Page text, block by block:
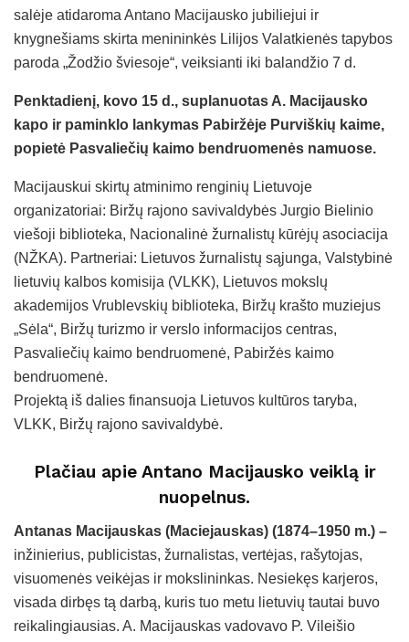
salėje atidaroma Antano Macijausko jubiliejui ir
knygnešiams skirta menininkės Lilijos Valatkienės tapybos
paroda „Žodžio šviesoje“, veiksianti iki balandžio 7 d.
Penktadienį, kovo 15 d., suplanuotas A. Macijausko
kapo ir paminklo lankymas Pabiržėje Purviškių kaime,
popietė Pasvaliečių kaimo bendruomenės namuose.
Macijauskui skirtų atminimo renginių Lietuvoje
organizatoriai: Biržų rajono savivaldybės Jurgio Bielinio
viešoji biblioteka, Nacionalinė žurnalistų kūrėjų asociacija
(NŽKA). Partneriai: Lietuvos žurnalistų sąjunga, Valstybinė
lietuvių kalbos komisija (VLKK), Lietuvos mokslų
akademijos Vrublevskių biblioteka, Biržų krašto muziejus
„Sėla“, Biržų turizmo ir verslo informacijos centras,
Pasvaliečių kaimo bendruomenė, Pabiržės kaimo
bendruomenė.
Projektą iš dalies finansuoja Lietuvos kultūros taryba,
VLKK, Biržų rajono savivaldybė.
Plačiau apie Antano Macijausko veiklą ir
nuopelnus.
Antanas Macijauskas (Maciejauskas) (1874–1950 m.) –
inžinierius, publicistas, žurnalistas, vertėjas, rašytojas,
visuomenės veikėjas ir mokslininkas. Nesiekęs karjeros,
visada dirbęs tą darbą, kuris tuo metu lietuvių tautai buvo
reikalingiausias. A. Macijauskas vadovavo P. Vileišio